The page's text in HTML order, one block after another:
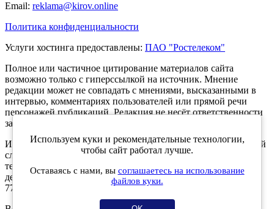
Email: reklama@kirov.online
Политика конфиденциальности
Услуги хостинга предоставлены: ПАО "Ростелеком"
Полное или частичное цитирование материалов сайта
возможно только с гиперссылкой на источник. Мнение
редакции может не совпадать с мнениями, высказанными в
интервью, комментариях пользователей или прямой речи
персонажей публикаций. Редакция не несёт ответственности
за текст комментариев читателей.
Интернет-портал Kirov.online зарегистрирован в Федеральной
службе по надзору в сфере связи, информационных
технологий и массовых коммуникаций (Роскомнадзор) 5
декабря 2019 года. Регистрационный номер ЭЛ № ФС 77 -
77189.
Используем куки и рекомендательные технологии,
чтобы сайт работал лучше.
Оставаясь с нами, вы соглашаетесь на использование
файлов куки.